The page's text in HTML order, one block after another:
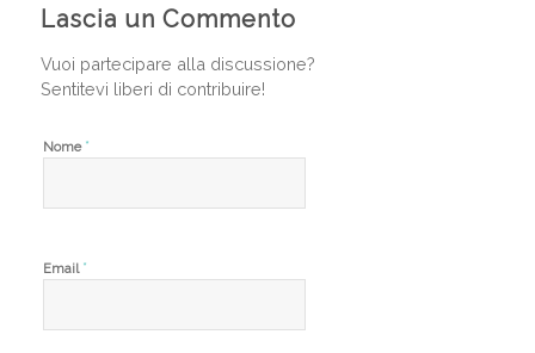
Lascia un Commento
Vuoi partecipare alla discussione?
Sentitevi liberi di contribuire!
Nome *
Email *